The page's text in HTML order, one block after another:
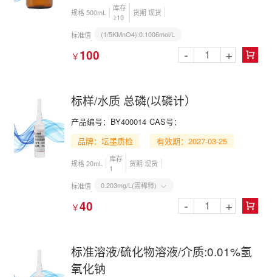
规格 500mL
库存
≥10
货期 现货
标准值 (1/5KMnO4):0.1006mol/L
￥ 100 
- +
标样/水质 总磷(以磷计）
产品编号：BY400014 CAS号：
品牌：坛墨质检
有效期：2027-03-25
规格 20mL
库存
1
货期 现货
标准值 0.203mg/L(需稀释) 
￥40 
- +
标准溶液/硫化物溶液/介质:0.01%氢
氧化钠